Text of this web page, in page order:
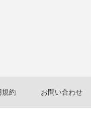
規約 お問い合わせ